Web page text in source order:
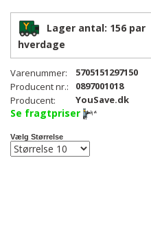
Lager antal: 156 par
hverdage
Varenummer:
5705151297150
Producent nr.:
0897001018
Producent:
YouSave.dk
Se fragtpriser
Vælg Størrelse